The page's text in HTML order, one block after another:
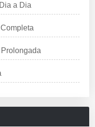
a Dia